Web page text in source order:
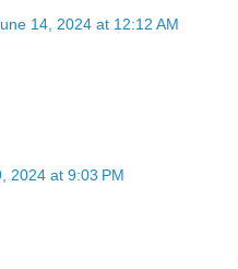
14, 2024 at 12:12 AM
2024 at 9:03 PM